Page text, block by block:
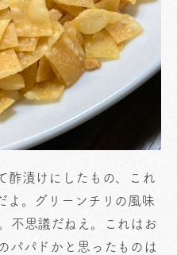
酢漬けにしたもの、これ
よ。グリーンチリの風味
不思議だねえ。これはお
パパドかと思ったものは